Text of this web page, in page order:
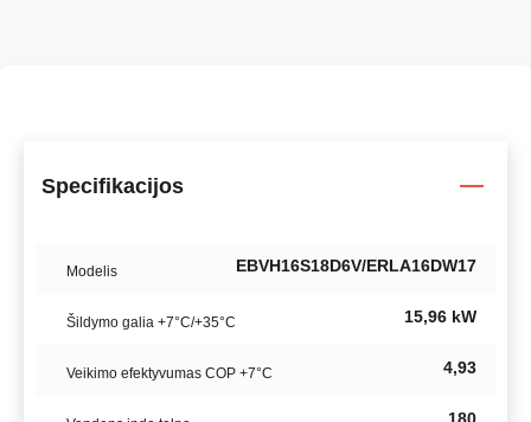
Specifikacijos
Modelis EBVH16S18D6V/ERLA16DW17
Šildymo galia +7°C/+35°C 15,96 kW
Veikimo efektyvumas COP +7°C 4,93